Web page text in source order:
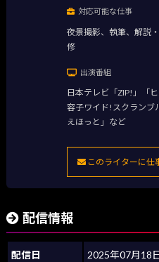
対応可能な仕事
夜景撮影、執筆、解説
修
出演番組
日本テレビ「ZIP!」「
容子ワイド!スクランブ
えほっと」など
このライターに仕
配信情報
配信日 2025年07月18